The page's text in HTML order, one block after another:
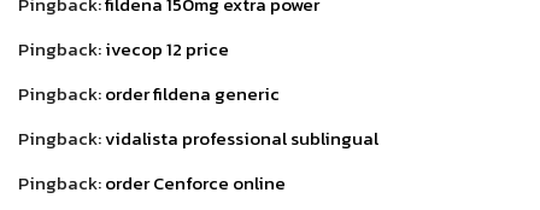
Pingback:ivecop 12 price
Pingback:order fildena generic
Pingback:vidalista professional sublingual
Pingback:order Cenforce online